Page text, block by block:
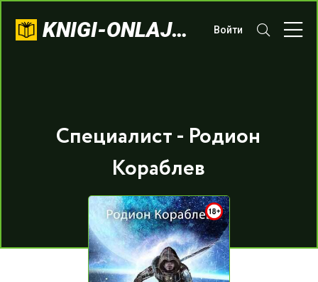
KNIGI-ONLAJN.COM Войти
Специалист - Родион
Кораблев